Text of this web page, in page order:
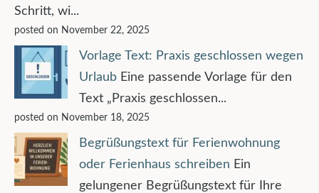
Schritt, wi...
posted on November 22, 2025
Vorlage Text: Praxis geschlossen wegen
Urlaub Eine passende Vorlage für den
Text „Praxis geschlossen...
posted on November 18, 2025
Begrüßungstext für Ferienwohnung
oder Ferienhaus schreiben Ein
gelungener Begrüßungstext für Ihre